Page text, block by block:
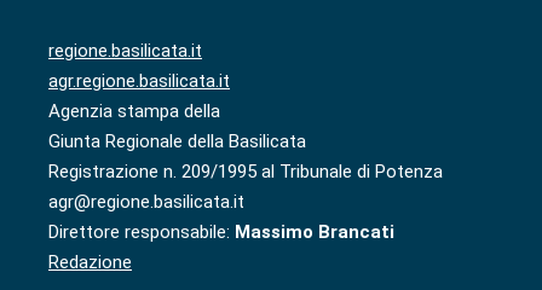
regione.basilicata.it
agr.regione.basilicata.it
Agenzia stampa della
Giunta Regionale della Basilicata
Registrazione n. 209/1995 al Tribunale di Potenza
agr@regione.basilicata.it
Direttore responsabile: Massimo Brancati
Redazione